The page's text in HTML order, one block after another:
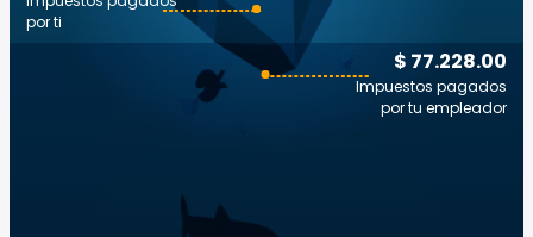
$ 77.228.00
Impuestos pagados
por tu empleador
por ti